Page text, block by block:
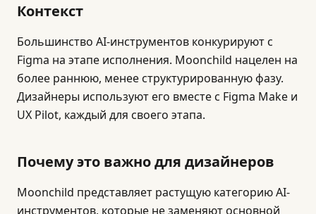
Контекст
Большинство AI-инструментов конкурируют с
Figma на этапе исполнения. Moonchild нацелен на
более раннюю, менее структурированную фазу.
Дизайнеры используют его вместе с Figma Make и
UX Pilot, каждый для своего этапа.
Почему это важно для дизайнеров
Moonchild представляет растущую категорию AI-
инструментов, которые не заменяют основной